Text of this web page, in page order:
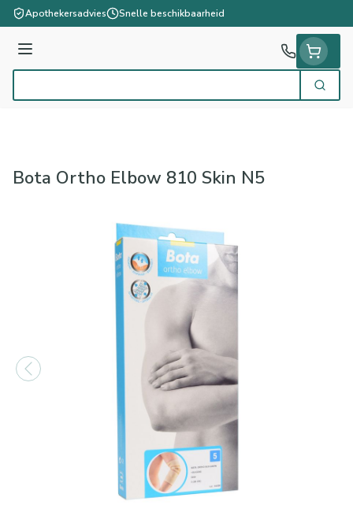
Ga naar de inhoud
Apothekersadvies Snelle beschikbaarheid
Menu
Zoek
Bota Ortho Elbow 810 Skin N5